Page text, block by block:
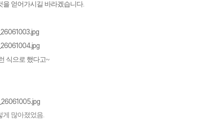
을 얻어가시길 바라겠습니다.
식으로 했다고~
게 많아졌었음.